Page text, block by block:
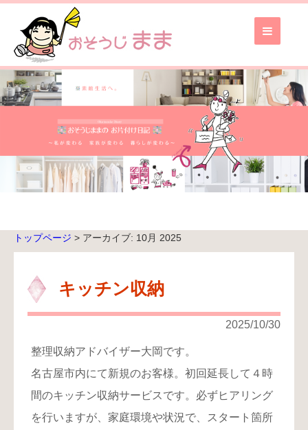
お
そ
う
じ
ブ
ロ
り
い
合
せ
トップページ > アーカイブ: 10月 2025
キッチン収納
2025/10/30
整理収納アドバイザー大岡です。
名古屋市内にて新規のお客様。初回延長して４時
間のキッチン収納サービスです。必ずヒアリング
を行いますが、家庭環境や状況で、スタート箇所